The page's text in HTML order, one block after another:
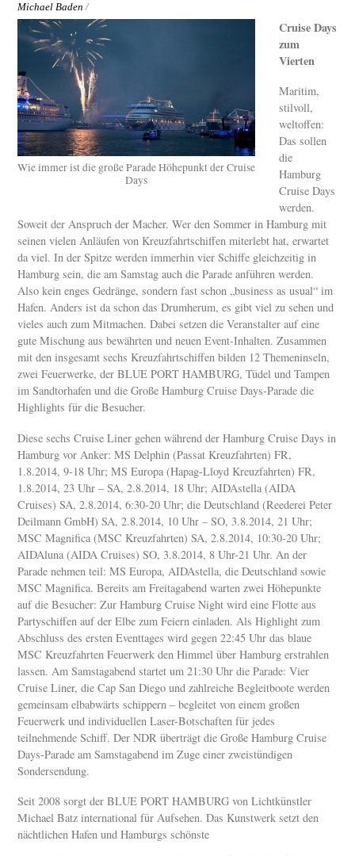
Michael Baden /
Wie immer ist die große Parade Höhepunkt der Cruise
Days
Cruise Days
zum
Vierten
Maritim,
stilvoll,
weltoffen:
Das sollen
die
Hamburg
Cruise Days
werden.
Soweit der Anspruch der Macher. Wer den Sommer in Hamburg mit
seinen vielen Anläufen von Kreuzfahrtschiffen miterlebt hat, erwartet
da viel. In der Spitze werden immerhin vier Schiffe gleichzeitig in
Hamburg sein, die am Samstag auch die Parade anführen werden.
Also kein enges Gedränge, sondern fast schon „business as usual“ im
Hafen. Anders ist da schon das Drumherum, es gibt viel zu sehen und
vieles auch zum Mitmachen. Dabei setzen die Veranstalter auf eine
gute Mischung aus bewährten und neuen Event-Inhalten. Zusammen
mit den insgesamt sechs Kreuzfahrtschiffen bilden 12 Themeninseln,
zwei Feuerwerke, der BLUE PORT HAMBURG, Tüdel und Tampen
im Sandtorhafen und die Große Hamburg Cruise Days-Parade die
Highlights für die Besucher.
Diese sechs Cruise Liner gehen während der Hamburg Cruise Days in
Hamburg vor Anker: MS Delphin (Passat Kreuzfahrten) FR,
1.8.2014, 9-18 Uhr; MS Europa (Hapag-Lloyd Kreuzfahrten) FR,
1.8.2014, 23 Uhr – SA, 2.8.2014, 18 Uhr; AIDAstella (AIDA
Cruises) SA, 2.8.2014, 6:30-20 Uhr; die Deutschland (Reederei Peter
Deilmann GmbH) SA, 2.8.2014, 10 Uhr – SO, 3.8.2014, 21 Uhr;
MSC Magnifica (MSC Kreuzfahrten) SA, 2.8.2014, 10:30-20 Uhr;
AIDAluna (AIDA Cruises) SO, 3.8.2014, 8 Uhr-21 Uhr. An der
Parade nehmen teil: MS Europa, AIDAstella, die Deutschland sowie
MSC Magnifica. Bereits am Freitagabend warten zwei Höhepunkte
auf die Besucher: Zur Hamburg Cruise Night wird eine Flotte aus
Partyschiffen auf der Elbe zum Feiern einladen. Als Highlight zum
Abschluss des ersten Eventtages wird gegen 22:45 Uhr das blaue
MSC Kreuzfahrten Feuerwerk den Himmel über Hamburg erstrahlen
lassen. Am Samstagabend startet um 21:30 Uhr die Parade: Vier
Cruise Liner, die Cap San Diego und zahlreiche Begleitboote werden
gemeinsam elbabwärts schippern – begleitet von einem großen
Feuerwerk und individuellen Laser-Botschaften für jedes
teilnehmende Schiff. Der NDR überträgt die Große Hamburg Cruise
Days-Parade am Samstagabend im Zuge einer zweistündigen
Sondersendung.
Seit 2008 sorgt der BLUE PORT HAMBURG von Lichtkünstler
Michael Batz international für Aufsehen. Das Kunstwerk setzt den
nächtlichen Hafen und Hamburgs schönste